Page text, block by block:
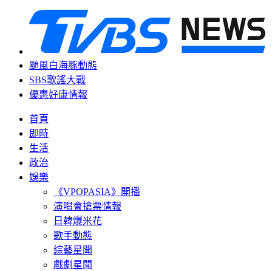
颱風白海豚動態
SBS歌謠大戰
優惠好康情報
首頁
即時
生活
政治
娛樂
《VPOPASIA》開播
演唱會搶票情報
日韓爆米花
歌手動態
綜藝星聞
戲劇星聞